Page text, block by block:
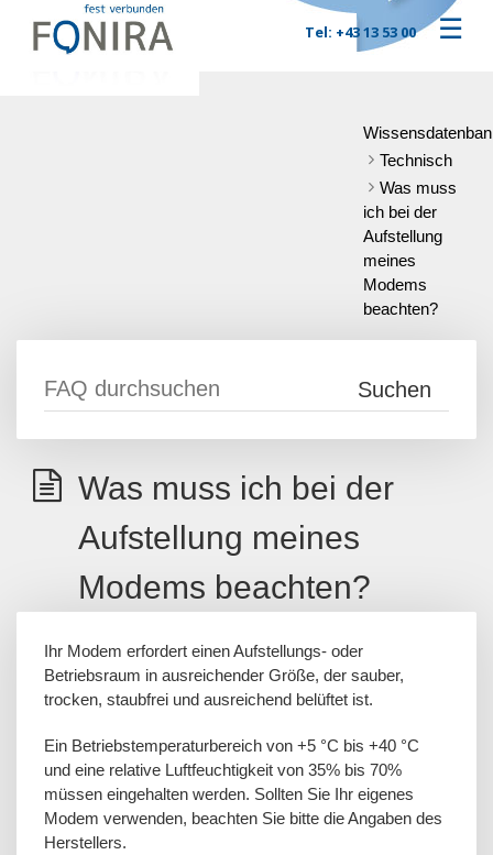
☰
Tel: +43 13 53 00
Technisch
Was muss
ich bei der
Aufstellung
meines
Modems
beachten?
Was muss ich bei der
Aufstellung meines
Modems beachten?
Ihr Modem erfordert einen Aufstellungs- oder
Betriebsraum in ausreichender Größe, der sauber,
trocken, staubfrei und ausreichend belüftet ist.
Ein Betriebstemperaturbereich von +5 °C bis +40 °C
und eine relative Luftfeuchtigkeit von 35% bis 70%
müssen eingehalten werden. Sollten Sie Ihr eigenes
Modem verwenden, beachten Sie bitte die Angaben des
Herstellers.